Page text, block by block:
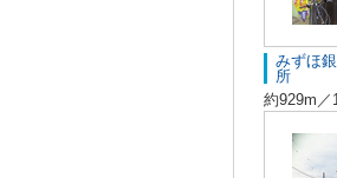
みずほ
所
約929m／